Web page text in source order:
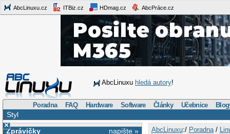
AbcLinuxu.cz ITBiz.cz HDmag.cz AbcPráce.cz
AbcLinuxu hledá autory!
Poradna FAQ Hardware Software Články Učebnice
Styl
×
napište »
Zprávičky
AbcLinuxu:/ Poradna/